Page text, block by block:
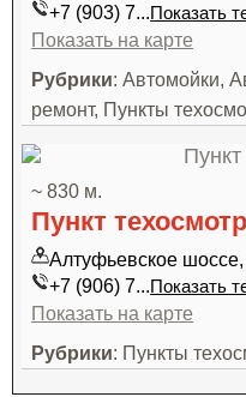
+7 (903) 7...Показать
Показать на карте
Рубрики: Автомойки,
ремонт, Пункты
~ 830 м.
Пункт
Алтуфьевское шоссе,
+7 (906) 7...Показать
Показать на карте
Рубрики: Пункты